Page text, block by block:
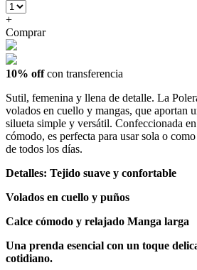
+
Comprar
10% offcon transferencia
Sutil, femenina y llena de detalle. La
volados en cuello y mangas, que aportan
silueta simple y versátil. Confeccionada
cómodo, es perfecta para usar sola o
de todos los días.
Detalles: Tejido suave y confortable
Volados en cuello y puños
Calce cómodo y relajado Manga larga
Una prenda esencial con un toque
cotidiano.